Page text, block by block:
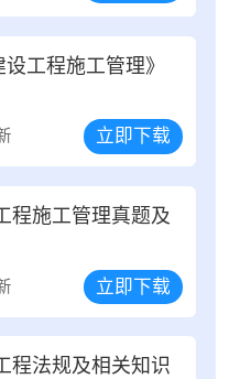
工程施工管理》
立即下载
程施工管理真题及
立即下载
程法规及相关知识